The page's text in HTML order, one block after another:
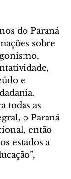
do Paraná
sobre
e
todas as
o Paraná
então
estados a